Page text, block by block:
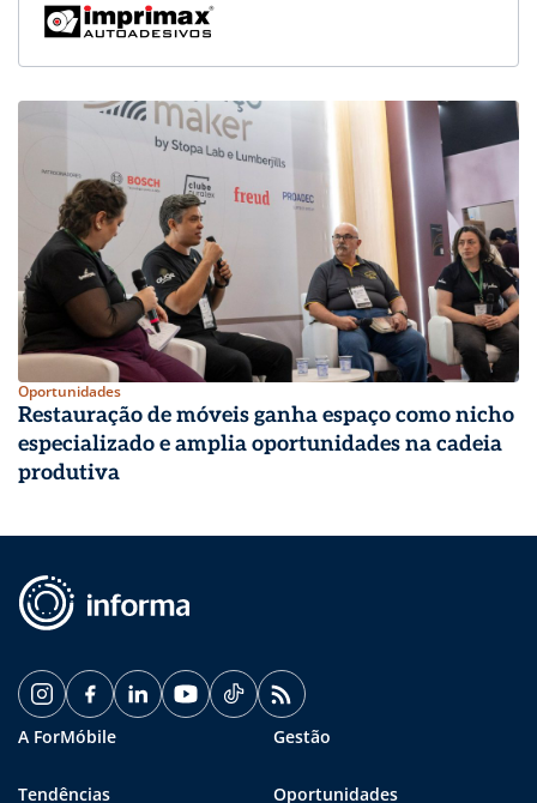
Oportunidades
Restauração de móveis ganha espaço como nicho
especializado e amplia oportunidades na cadeia
produtiva
A ForMóbile Gestão
Tendências Oportunidades